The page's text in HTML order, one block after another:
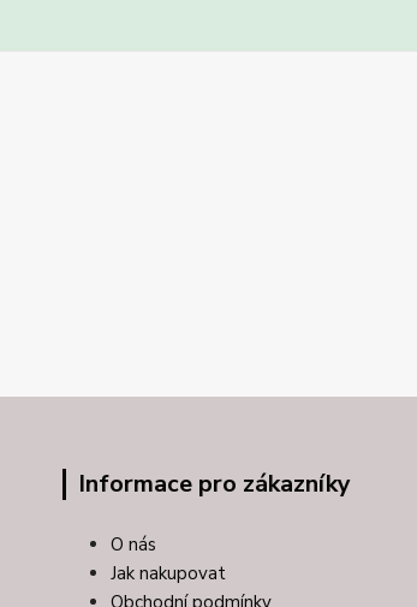
Informace pro zákazníky
O nás
Jak nakupovat
Obchodní podmínky